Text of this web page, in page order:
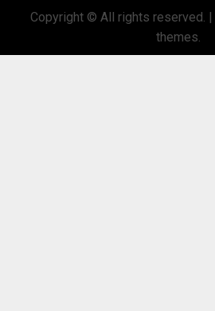
Copyright © All rights reserved. |
themes.